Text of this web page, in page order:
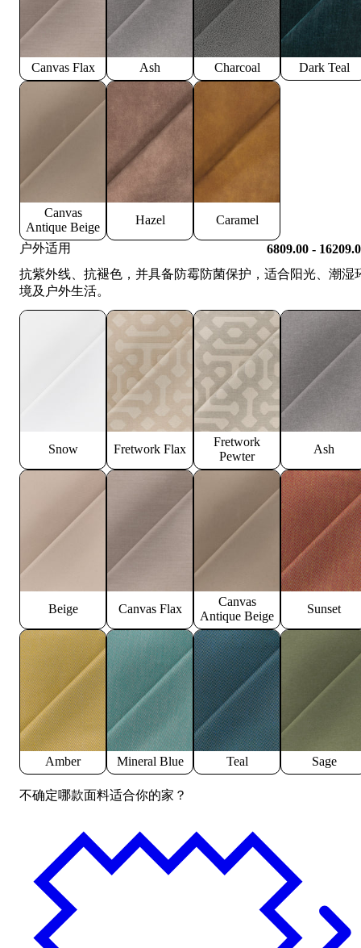
Canvas Flax Ash Charcoal Dark Teal
Canvas
Antique Beige
Hazel Caramel
户外适用
6809.00 -
抗紫外线、抗褪色，并具备防霉防菌保护，适合阳光、潮湿
境及户外生活。
Snow Fretwork Flax
Fretwork
Pewter
Ash
Beige Canvas Flax
Canvas
Antique Beige
Sunset
Amber Mineral Blue Teal Sage
不确定哪款面料适合你的家？